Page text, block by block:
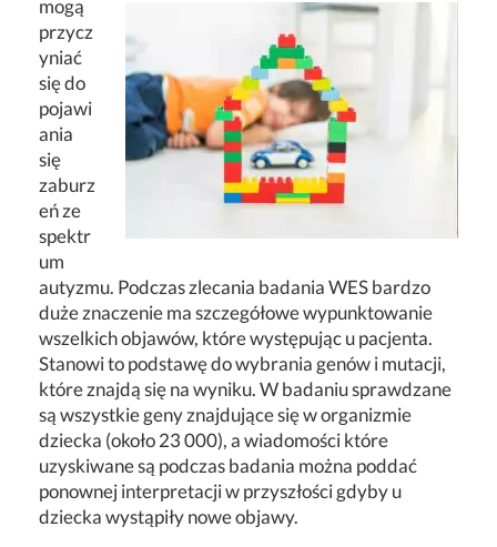
mogą
przycz
yniać
się do
pojawi
ania
się
zaburz
eń ze
spektr
um
autyzmu. Podczas zlecania badania WES bardzo
duże znaczenie ma szczegółowe wypunktowanie
wszelkich objawów, które występując u pacjenta.
Stanowi to podstawę do wybrania genów i mutacji,
które znajdą się na wyniku. W badaniu sprawdzane
są wszystkie geny znajdujące się w organizmie
dziecka (około 23 000), a wiadomości które
uzyskiwane są podczas badania można poddać
ponownej interpretacji w przyszłości gdyby u
dziecka wystąpiły nowe objawy.